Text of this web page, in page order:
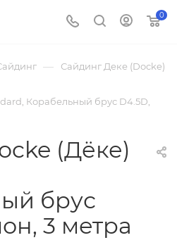
0
— Сайдинг Деке (Docke)
Корабельный брус D4.5D,
(Дёке)
брус
3 метра